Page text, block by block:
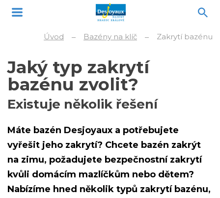
Úvod Bazény na klíč Zakrytí bazénu
Jaký typ zakrytí
bazénu zvolit?
Existuje několik řešení
Máte bazén Desjoyaux a potřebujete
vyřešit jeho zakrytí? Chcete bazén zakrýt
na zimu, požadujete bezpečnostní zakrytí
kvůli domácím mazlíčkům nebo dětem?
Nabízíme hned několik typů zakrytí bazénu,